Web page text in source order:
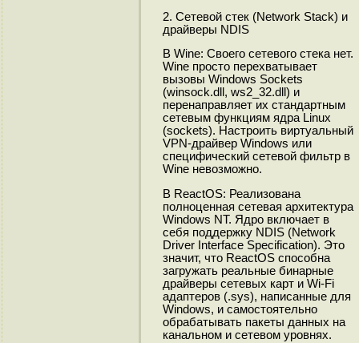
2. Сетевой стек (Network Stack) и
драйверы NDIS
В Wine: Своего сетевого стека нет.
Wine просто перехватывает
вызовы Windows Sockets
(winsock.dll, ws2_32.dll) и
перенаправляет их стандартным
сетевым функциям ядра Linux
(sockets). Настроить виртуальный
VPN-драйвер Windows или
специфический сетевой фильтр в
Wine невозможно.
В ReactOS: Реализована
полноценная сетевая архитектура
Windows NT. Ядро включает в
себя поддержку NDIS (Network
Driver Interface Specification). Это
значит, что ReactOS способна
загружать реальные бинарные
драйверы сетевых карт и Wi-Fi
адаптеров (.sys), написанные для
Windows, и самостоятельно
обрабатывать пакеты данных на
канальном и сетевом уровнях.